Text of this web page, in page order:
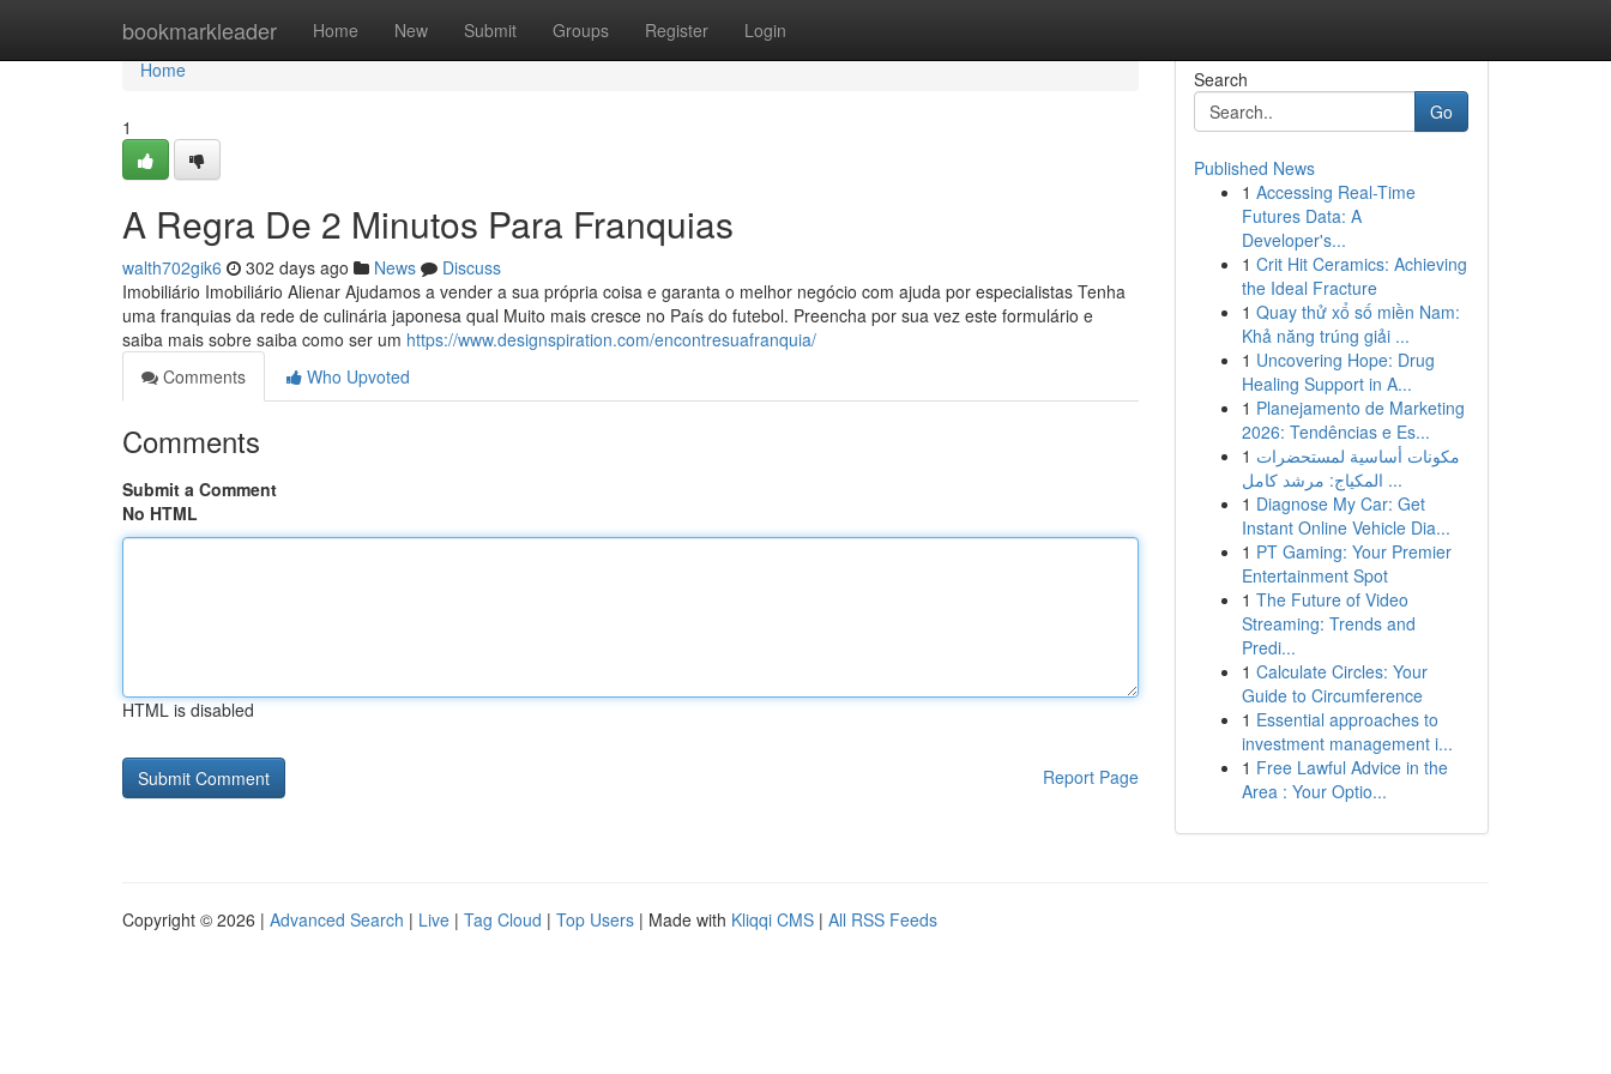
bookmarkleader Home New Submit Groups Register Login
Home
Home
1
A Regra De 2 Minutos Para Franquias
walth702gik6 302 days ago News
Discuss
Imobiliário Imobiliário Alienar Ajudamos a vender a sua própria coisa e garanta o melhor negócio com ajuda por especialistas Tenha
uma franquias da rede de culinária japonesa qual Muito mais cresce no País do futebol. Preencha por sua vez este formulário e
saiba mais sobre saiba como ser um https://www.designspiration.com/encontresuafranquia/
Comments
Who Upvoted
Comments
Submit a Comment
No HTML
HTML is disabled
Report Page
Search
Go
Published News
1 Accessing Real-Time
Futures Data: A
Developer's...
1 Crit Hit Ceramics: Achieving
the Ideal Fracture
1 Quay thử xổ số miền Nam:
Khả năng trúng giải ...
1 Uncovering Hope: Drug
Healing Support in A...
1 Planejamento de Marketing
2026: Tendências e Es...
1 مكونات أساسية لمستحضرات
المكياج: مرشد كامل ...
1 Diagnose My Car: Get
Instant Online Vehicle Dia...
1 PT Gaming: Your Premier
Entertainment Spot
1 The Future of Video
Streaming: Trends and
Predi...
1 Calculate Circles: Your
Guide to Circumference
1 Essential approaches to
investment management i...
1 Free Lawful Advice in the
Area : Your Optio...
Copyright © 2026 | Advanced Search | Live | Tag Cloud | Top Users | Made with Kliqqi CMS | All RSS Feeds